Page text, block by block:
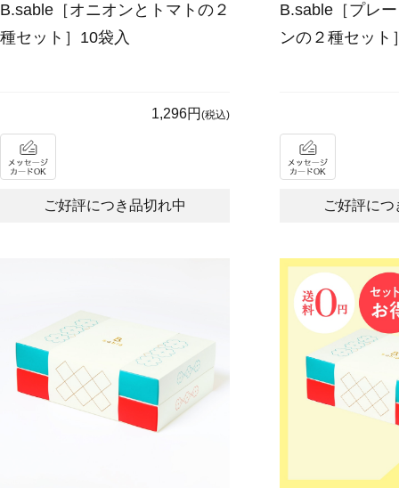
B.sable［オニオンとトマトの２
種セット］10袋入
1,296円 (税込)
ご好評につき品切れ中
B.sable［プレ
ンの２種セット
ご好評に